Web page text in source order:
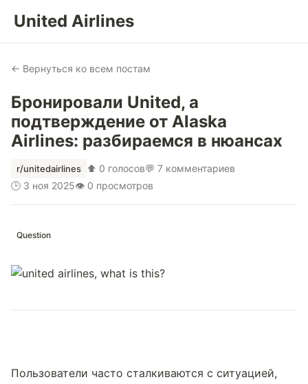
United Airlines
← Вернуться ко всем постам
Бронировали United, а
подтверждение от Alaska
Airlines: разбираемся в нюансах
r/unitedairlines ⬆ 0 голосов💬 7 комментариев
🕒 3 ноя 2025👁 0 просмотров
Question
Пользователи часто сталкиваются с ситуацией,